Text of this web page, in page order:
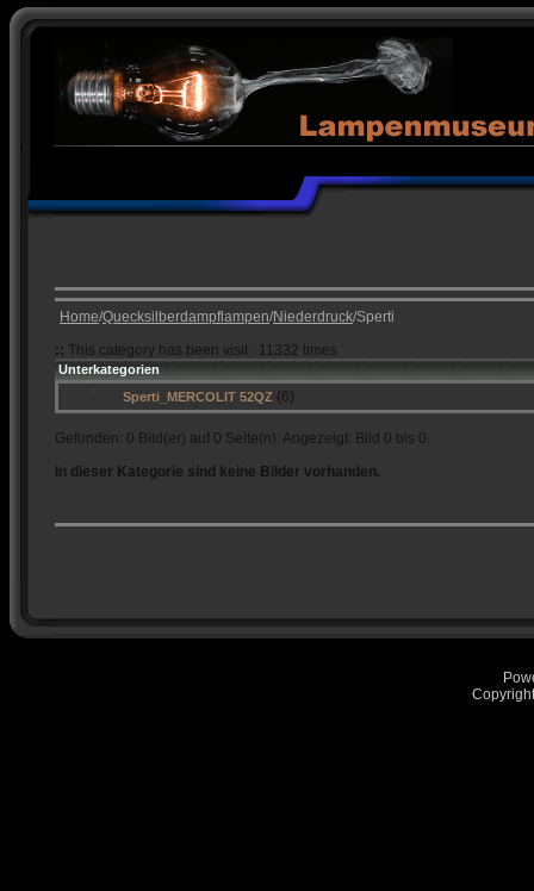
Home/Quecksilberdampflampen/Niederdruck/Sperti
:: This category has been visit : 11332 times
Unterkategorien
Sperti_MERCOLIT 52QZ (6)
Gefunden: 0 Bild(er) auf 0 Seite(n). Angezeigt: Bild 0 bis 0.
In dieser Kategorie sind keine Bilder vorhanden.